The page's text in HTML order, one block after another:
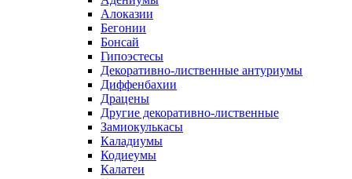
Алоказии
Бегонии
Бонсай
Гипоэстесы
Декоративно-лиственные антуриумы
Диффенбахии
Драцены
Другие декоративно-лиственные
Замиокулькасы
Каладиумы
Кодиеумы
Калатеи